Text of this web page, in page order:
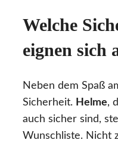
Welche
eignen sich
Neben dem Spaß
Sicherheit. Helme,
auch sicher sind,
Wunschliste. Nicht